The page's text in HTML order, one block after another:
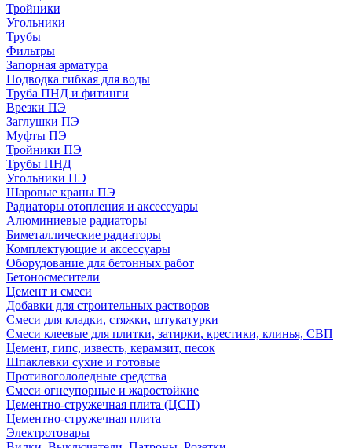
Тройники
Угольники
Трубы
Фильтры
Запорная арматура
Подводка гибкая для воды
Труба ПНД и фитинги
Врезки ПЭ
Заглушки ПЭ
Муфты ПЭ
Тройники ПЭ
Трубы ПНД
Угольники ПЭ
Шаровые краны ПЭ
Радиаторы отопления и аксессуары
Алюминиевые радиаторы
Биметаллические радиаторы
Комплектующие и аксессуары
Оборудование для бетонных работ
Бетоносмесители
Цемент и смеси
Добавки для строительных растворов
Смеси для кладки, стяжки, штукатурки
Смеси клеевые для плитки, затирки, крестики, клинья, СВП
Цемент, гипс, известь, керамзит, песок
Шпаклевки сухие и готовые
Противогололедные средства
Смеси огнеупорные и жаростойкие
Цементно-стружечная плита (ЦСП)
Цементно-стружечная плита
Электротовары